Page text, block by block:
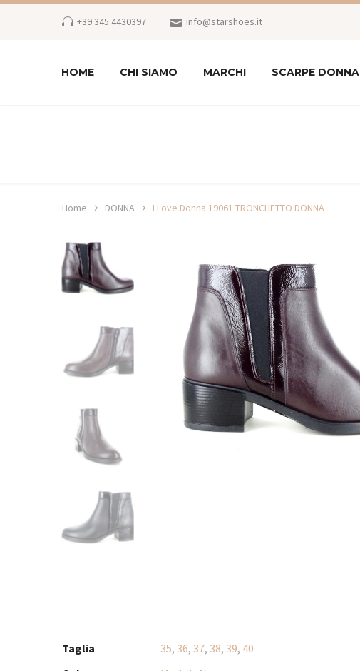
+39 345 4430397 info@starshoes.it
HOME CHI SIAMO MARCHI SCARPE DONNA
Home DONNA I Love Donna 19061 TRONCHETTO DONNA
Taglia 35, 36, 37, 38, 39, 40